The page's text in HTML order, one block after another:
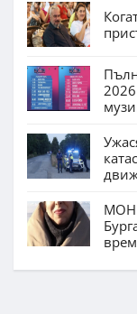
МОН